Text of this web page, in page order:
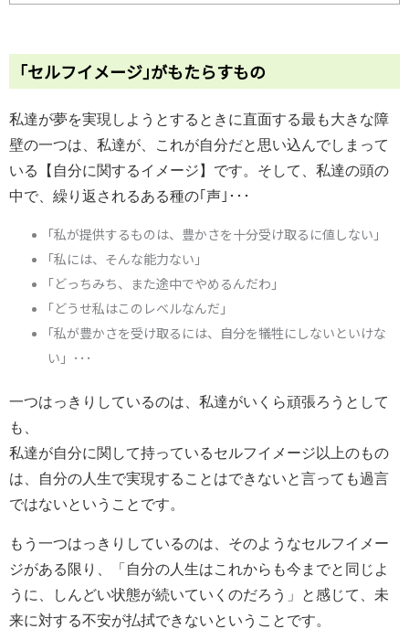
｢セルフイメージ｣がもたらすもの
私達が夢を実現しようとするときに直面する最も大きな障
壁の一つは、私達が、これが自分だと思い込んでしまって
いる【自分に関するイメージ】です。そして、私達の頭の
中で、繰り返されるある種の｢声｣･･･
｢私が提供するものは、豊かさを十分受け取るに値しない｣
｢私には、そんな能力ない｣
｢どっちみち、また途中でやめるんだわ｣
｢どうせ私はこのレベルなんだ｣
｢私が豊かさを受け取るには、自分を犠牲にしないといけな
い」･･･
一つはっきりしているのは、私達がいくら頑張ろうとして
も、
私達が自分に関して持っているセルフイメージ以上のもの
は、自分の人生で実現することはできないと言っても過言
ではないということです。
もう一つはっきりしているのは、そのようなセルフイメー
ジがある限り、「自分の人生はこれからも今までと同じよ
うに、しんどい状態が続いていくのだろう」と感じて、未
来に対する不安が払拭できないということです。